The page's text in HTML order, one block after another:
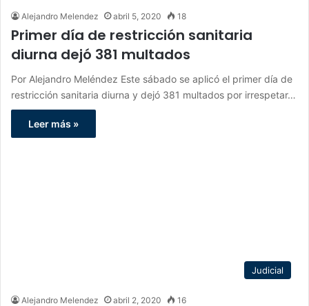
Alejandro Melendez abril 5, 2020 18
Primer día de restricción sanitaria
diurna dejó 381 multados
Por Alejandro Meléndez Este sábado se aplicó el primer día de
restricción sanitaria diurna y dejó 381 multados por irrespetar…
Leer más »
Judicial
Alejandro Melendez abril 2, 2020 16